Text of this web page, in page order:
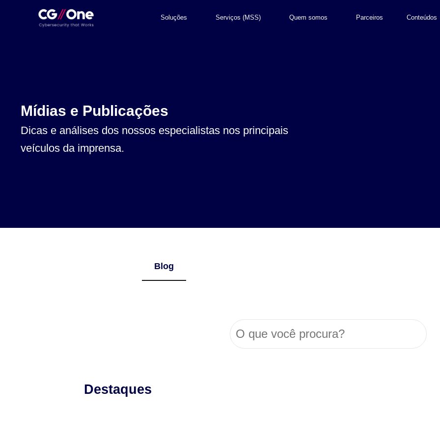
Soluções Serviços (MSS) Quem somos Parceiros Conteúdos
Mídias e Publicações
Dicas e análises dos nossos especialistas nos principais
veículos da imprensa.
Blog
Destaques